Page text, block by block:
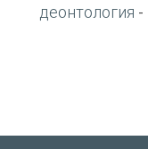
деонтология -